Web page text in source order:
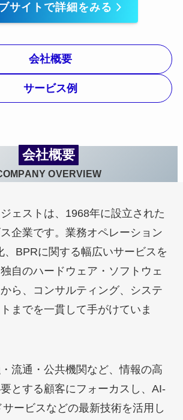
サイトで詳細をみる
会社概要
サービス例
会社概要
OVERVIEW
ェストは、1968年に設立された
企業です。業務オペレーション
、BPRに関する幅広いサービスを
自のハードウェア・ソフトウェ
ら、コンサルティング、システ
までを一貫して手がけていま
流通・公共機関など、情報の高
とする顧客にフォーカスし、AI-
ービスなどの最新技術を活用し